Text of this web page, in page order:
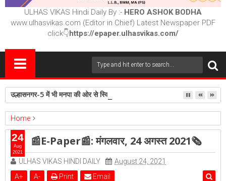
ULHAS VIKAS Hindi Daily By :- HERO ASHOK BODHA
www.ulhasvikas.com (Editor in Chief) Latest Newspaper PDF
click👇https://epaper.ulhasvikas.com/
उल्हासनगर-5 में भी मनपा की ओर से स्विमिंग पुल सुविधा हो- शेरी लुंड
Home
epaper
Featured 📰E-Paper📰: मंगलवार, 24 अगस्त 2021🗞
📰E-Paper📰: मंगलवार, 24 अगस्त 2021🗞
ULHAS VIKAS HINDI DAILY
August 24, 2021
A+ A- Print Email
24
Aug
2021